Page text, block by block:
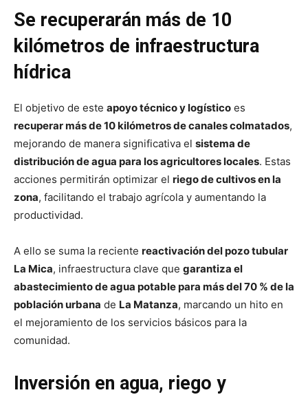
Se recuperarán más de 10
kilómetros de infraestructura
hídrica
El objetivo de este apoyo técnico y logístico es
recuperar más de 10 kilómetros de canales colmatados,
mejorando de manera significativa el sistema de
distribución de agua para los agricultores locales. Estas
acciones permitirán optimizar el riego de cultivos en la
zona, facilitando el trabajo agrícola y aumentando la
productividad.
A ello se suma la reciente reactivación del pozo tubular
La Mica, infraestructura clave que garantiza el
abastecimiento de agua potable para más del 70 % de la
población urbana de La Matanza, marcando un hito en
el mejoramiento de los servicios básicos para la
comunidad.
Inversión en agua, riego y